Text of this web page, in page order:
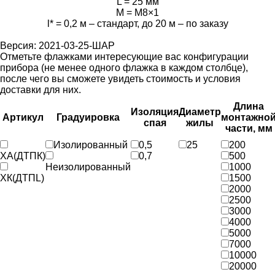
М = М8×1
l* = 0,2 м – стандарт, до 20 м – по заказу
Версия: 2021-03-25-ШАР
Отметьте флажками интересующие вас конфигурации
прибора (не менее одного флажка в каждом столбце),
после чего вы сможете увидеть стоимость и условия
доставки для них.
Артикул Градуировка
Изоляция
спая
Диаметр
жилы
Длина
части, мм
ХА(ДТПК)
ХК(ДТПL)
Изолированный
Неизолированный
0,5
0,7
25
200
500
1000
1500
2000
2500
3000
4000
5000
7000
10000
20000